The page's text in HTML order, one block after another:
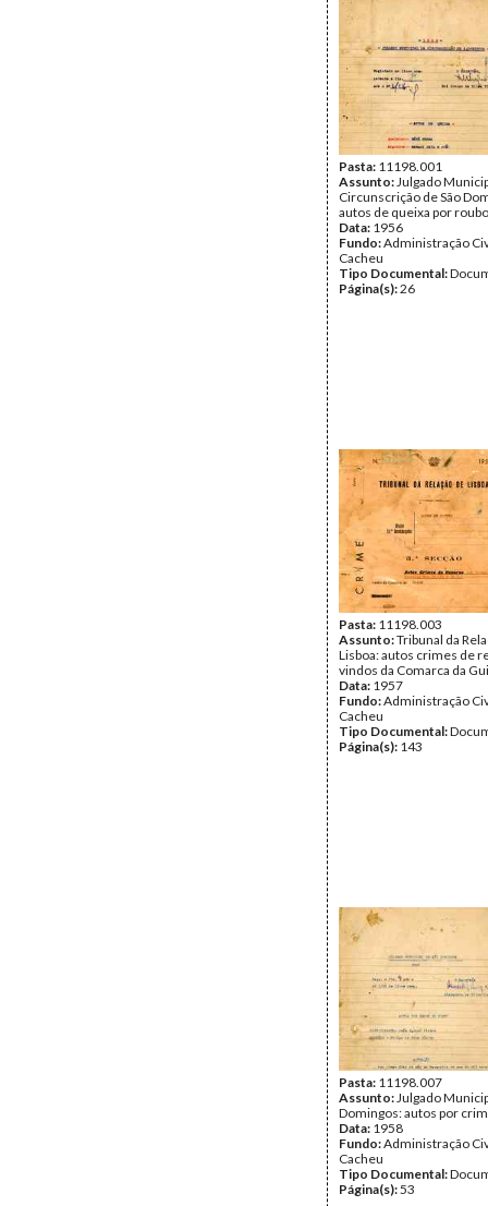
Pasta: 11198.001
Assunto:Julgado
Circunscrição de São
autos de queixa por
Data: 1956
Fundo:Administração
Cacheu
Tipo Documental:
Página(s):26
Pasta: 11198.003
Assunto:Tribunal da
Lisboa: autos crimes de
vindos da Comarca da
Data: 1957
Fundo:Administração
Cacheu
Tipo Documental:
Página(s): 143
Pasta: 11198.007
Assunto:Julgado
Domingos: autos por
Data: 1958
Fundo:Administração
Cacheu
Tipo Documental:
Página(s):53